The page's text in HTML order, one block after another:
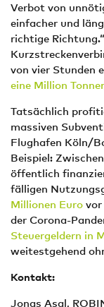
Verbot von
einfacher und
richtige
von vier Stunden
eine Million
Tatsächlich
massiven
Flughafen Köln/
Beispiel:
öffentlich
fälligen
Millionen Euro vor
der Corona-
Steuergeldern in
weitestgehend
Kontakt:
Jonas Asal,